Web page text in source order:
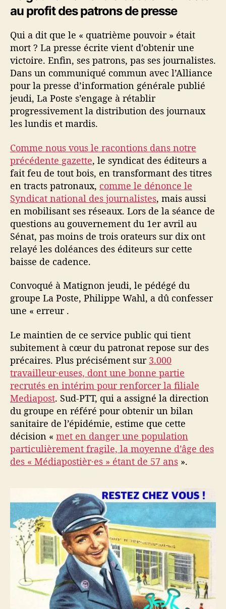
au profit des patrons de presse
Qui a dit que le « quatrième pouvoir » était
mort ? La presse écrite vient d’obtenir une
victoire. Enfin, ses patrons, pas ses journalistes.
Dans un communiqué commun avec l’Alliance
pour la presse d’information générale publié
jeudi, La Poste s’engage à rétablir
progressivement la distribution des journaux
les lundis et mardis.
Comme nous vous le racontions dans notre
précédente gazette, le syndicat des éditeurs a
fait feu de tout bois, en transformant des titres
en tracts patronaux, comme le dénonce le
Syndicat national des journalistes, mais aussi
en mobilisant ses réseaux. Lors de la séance de
questions au gouvernement du 1er avril au
Sénat, pas moins de trois orateurs sur dix ont
relayé les doléances des éditeurs sur cette
baisse de cadence.
Convoqué à Matignon jeudi, le pédégé du
groupe La Poste, Philippe Wahl, a dû confesser
une « erreur .
Le maintien de ce service public qui tient
subitement à cœur du patronat repose sur des
précaires. Plus précisément sur 3.000
travailleur·euses, dont une bonne partie
recrutés en intérim pour renforcer la filiale
Mediapost. Sud-PTT, qui a assigné la direction
du groupe en référé pour obtenir un bilan
sanitaire de l’épidémie, estime que cette
décision « met en danger une population
particulièrement fragile, la moyenne d’âge des
des « Médiapostièr·es » étant de 57 ans ».